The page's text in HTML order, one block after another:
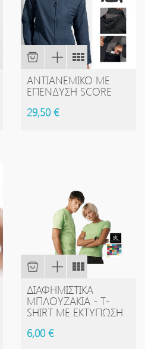
ΑΝΤΙΑΝΕΜΙΚΌ ΜΕ
ΕΠΈΝΔΥΣΗ SCORE
29,50 €
ΔΙΑΦΗΜΙΣΤΙΚΑ
ΜΠΛΟΥΖΑΚΙΑ - Τ-
SHIRT ΜΕ ΕΚΤΎΠΩΣΗ
6,00 €